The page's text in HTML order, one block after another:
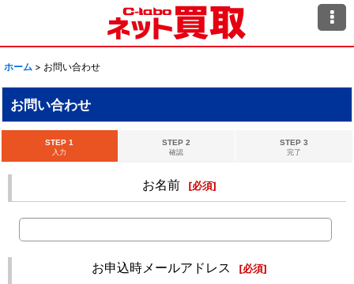
ホーム > お問い合わせ
お問い合わせ
STEP 1
入力
STEP 2
確認
STEP 3
完了
お名前 [必須]
お申込時メールアドレス [必須]